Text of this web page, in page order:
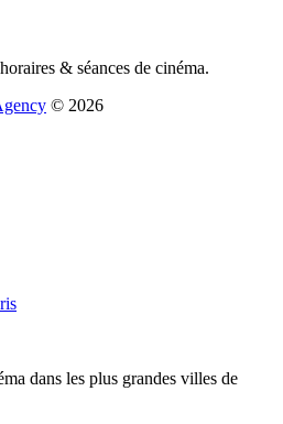
& séances de cinéma.
© 2026
dans les plus grandes villes de